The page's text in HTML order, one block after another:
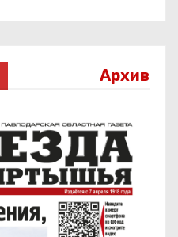
Архив